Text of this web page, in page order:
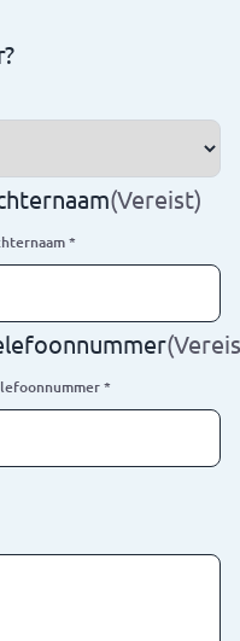
(Vereist)
*
*